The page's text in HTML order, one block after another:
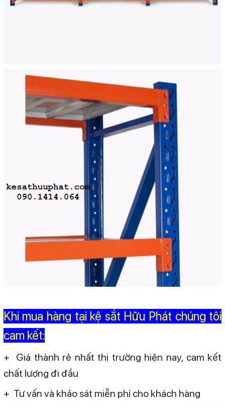
Khi mua hàng tại kệ sắt Hữu Phát chúng tôi
cam kết:
+ Giá thành rẻ nhất thị trường hiện nay, cam kết
chất lượng đi đầu
+ Tư vấn và khảo sát miễn phí cho khách hàng